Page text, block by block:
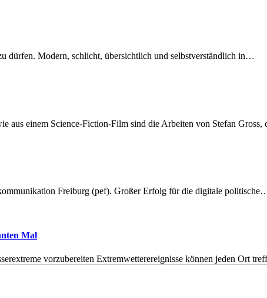
dürfen. Modern, schlicht, übersichtlich und selbstverständlich in…
aus einem Science-Fiction-Film sind die Arbeiten von Stefan
Freiburg (pef). Großer Erfolg für die digitale
Mal
vorzubereiten Extremwetterereignisse können jeden Ort